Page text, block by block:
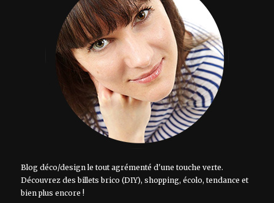
Blog déco/design le tout agrémenté d'une touche verte.
Découvrez des billets brico (DIY), shopping, écolo, tendance et
bien plus encore !